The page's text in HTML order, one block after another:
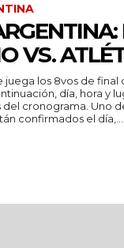
VS.
los 8vos de
hora y lugar. Desde Copa Argentina
del cronograma. Uno
Ya están confirmados el día,...